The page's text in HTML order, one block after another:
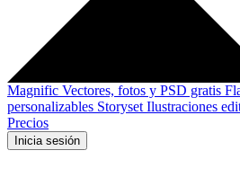
Magnific Vectores, fotos y PSD gratis
personalizables Storyset Ilustraciones
Precios
Inicia sesión